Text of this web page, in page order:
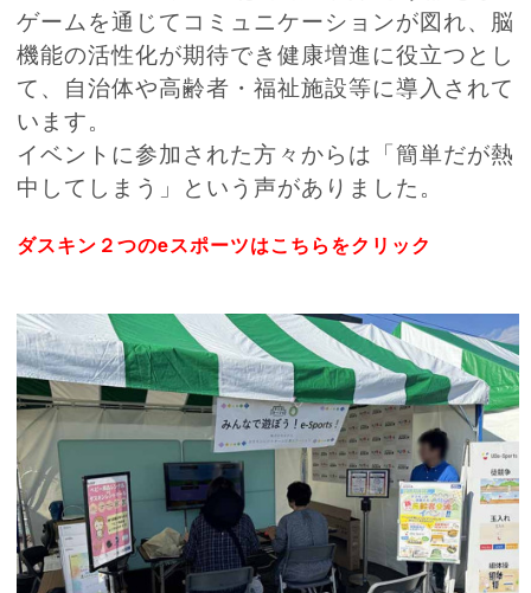
ゲームを通じてコミュニケーションが図れ、脳
機能の活性化が期待でき健康増進に役立つとし
て、自治体や高齢者・福祉施設等に導入されて
います。
イベントに参加された方々からは「簡単だが熱
中してしまう」という声がありました。
ダスキン２つのeスポーツはこちらをクリック